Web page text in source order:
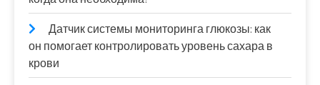
Датчик системы мониторинга глюкозы: как
он помогает контролировать уровень сахара в
крови